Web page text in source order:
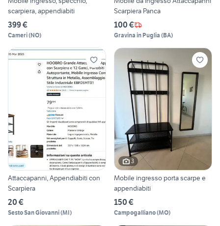
scarpiera, appendiabiti
399 €
Cameri(NO)
Scarpiera Panca
100 €
Gravina in Puglia (BA)
Attaccapanni, Appendiabiti con
Scarpiera
20 €
Sesto San Giovanni(MI)
3
Mobile ingresso porta scarpe e
appendiabiti
150 €
Campogalliano(MO)